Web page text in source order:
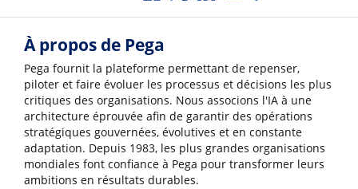
À propos de Pega
Pega fournit la plateforme permettant de repenser,
piloter et faire évoluer les processus et décisions les plus
critiques des organisations. Nous associons l'IA à une
architecture éprouvée afin de garantir des opérations
stratégiques gouvernées, évolutives et en constante
adaptation. Depuis 1983, les plus grandes organisations
mondiales font confiance à Pega pour transformer leurs
ambitions en résultats durables.